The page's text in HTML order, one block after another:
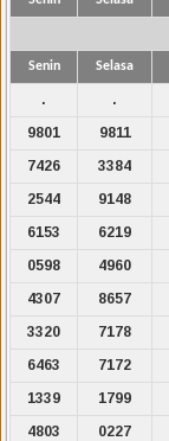
Senin Selasa
. .
9801
9811
7426
3384
2544
9148
6153
6219
0598
4960
4307
8657
3320
7178
6463
7172
1339
1799
4803
0227